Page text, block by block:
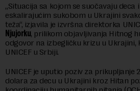
„Situacija sa kojom se suočavaju deca
eskalirajućim sukobom u Ukrajini
teža“, izjavila je izvršna direktorka
Njujorku, prilikom objavljivanja Hitnog
odgovor na izbegličku krizu u Ukrajini,
UNICEF u Srbiji.
UNICEF je uputio poziv za prikupljanje
dolara za decu u Ukrajini kroz Hitan